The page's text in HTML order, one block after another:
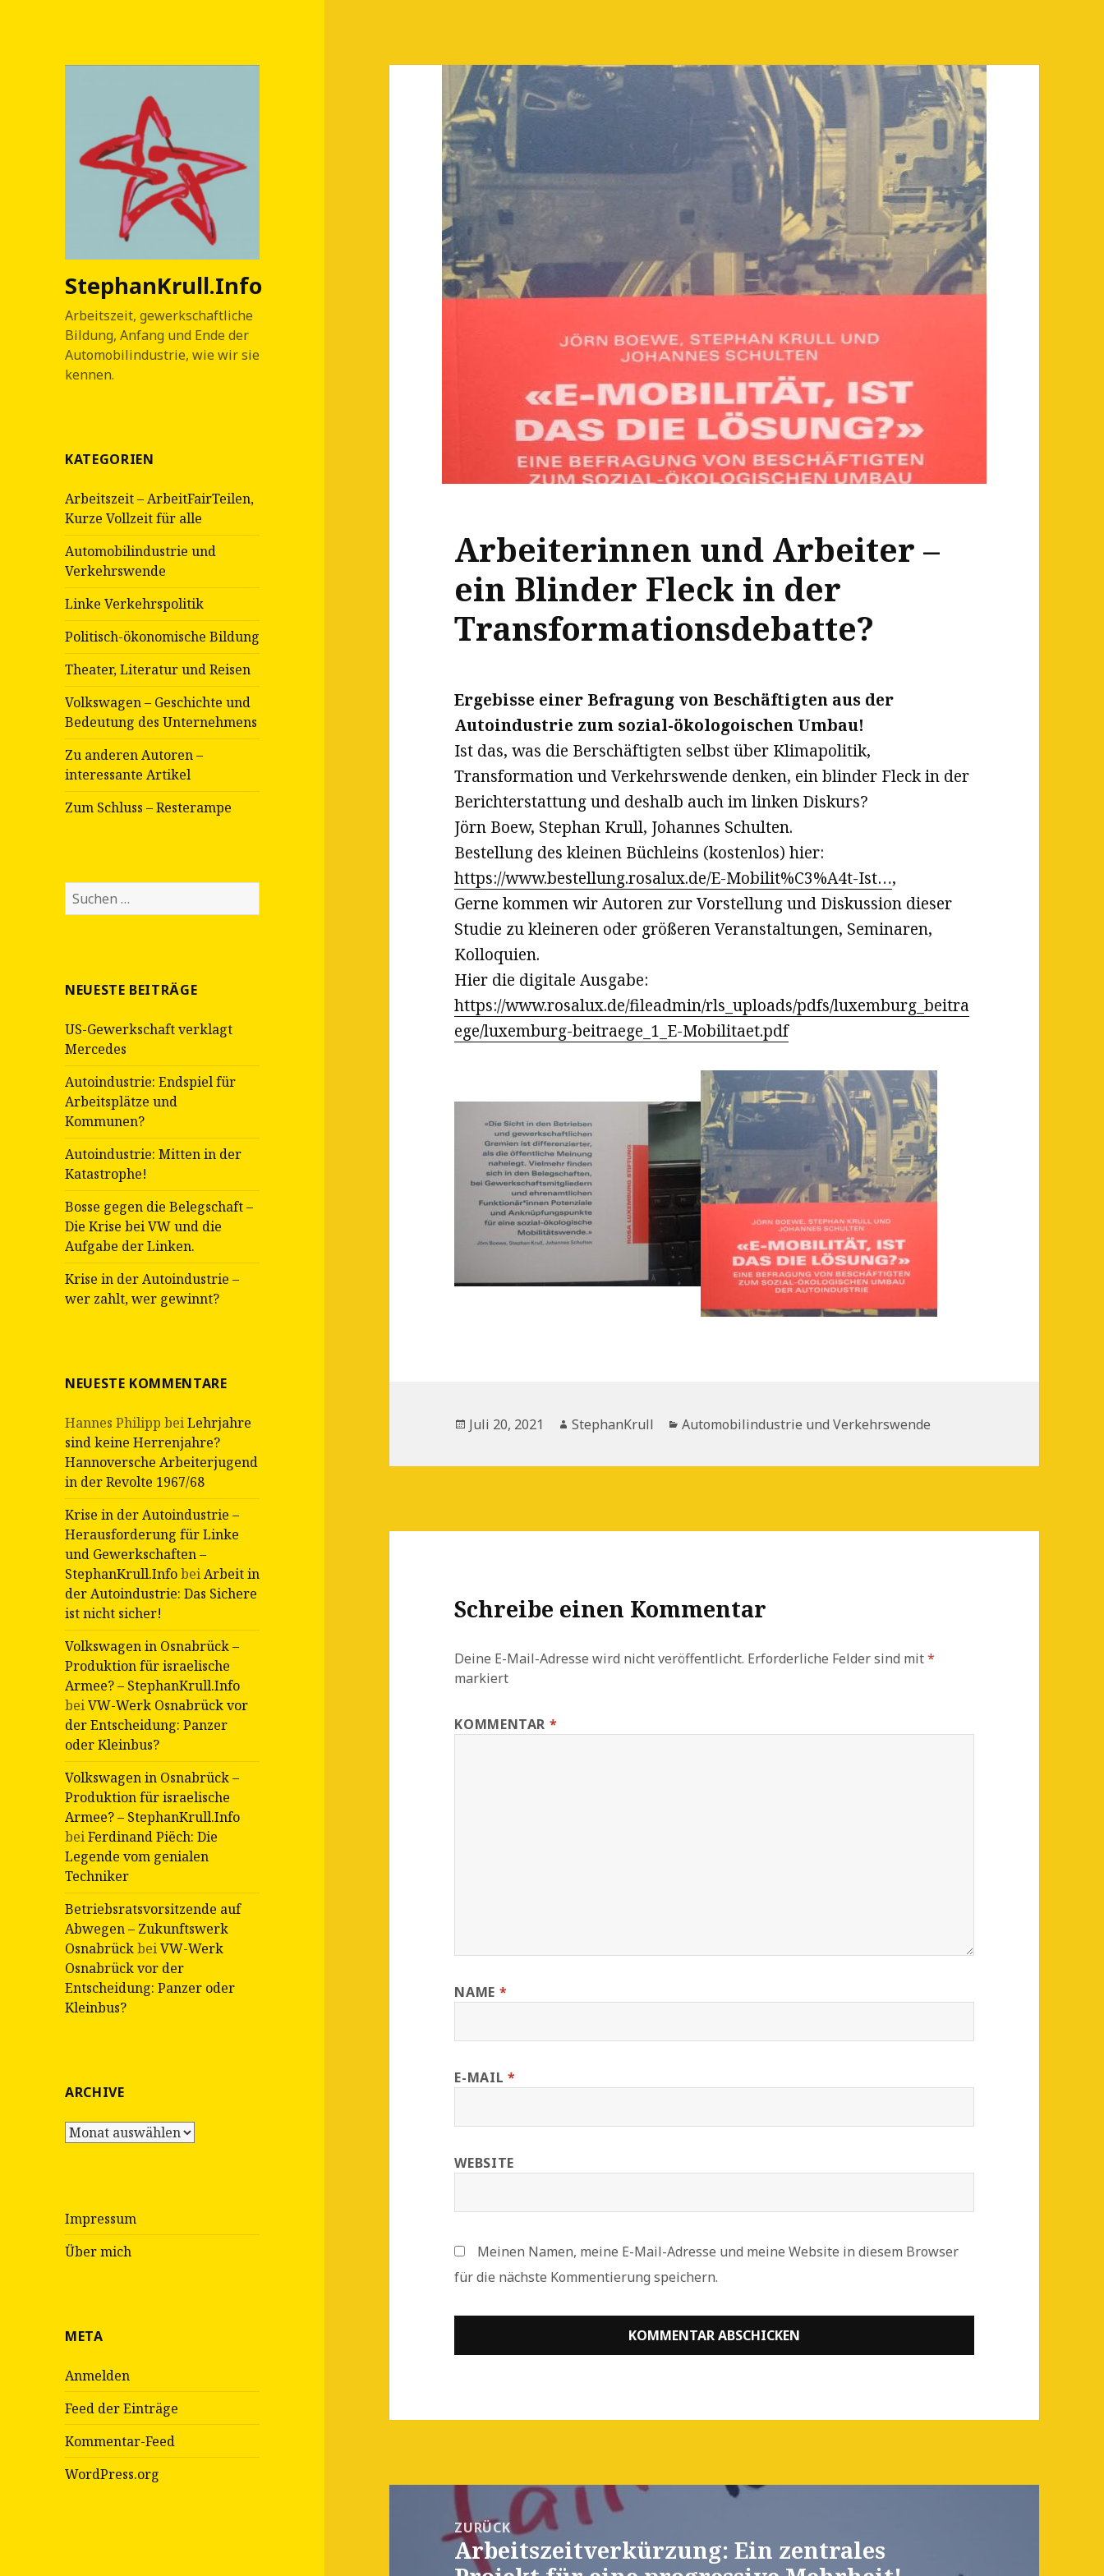
StephanKrull.Info
Arbeitszeit, gewerkschaftliche
Bildung, Anfang und Ende der
Automobilindustrie, wie wir sie
kennen.
KATEGORIEN
Arbeitszeit – ArbeitFairTeilen,
Kurze Vollzeit für alle
Automobilindustrie und
Verkehrswende
Linke Verkehrspolitik
Politisch-ökonomische Bildung
Theater, Literatur und Reisen
Volkswagen – Geschichte und
Bedeutung des Unternehmens
Zu anderen Autoren –
interessante Artikel
Zum Schluss – Resterampe
Suche
nach:
NEUESTE BEITRÄGE
US-Gewerkschaft verklagt
Mercedes
Autoindustrie: Endspiel für
Arbeitsplätze und
Kommunen?
Autoindustrie: Mitten in der
Katastrophe!
Bosse gegen die Belegschaft –
Die Krise bei VW und die
Aufgabe der Linken.
Krise in der Autoindustrie –
wer zahlt, wer gewinnt?
NEUESTE KOMMENTARE
Hannes Philipp beiLehrjahre
sind keine Herrenjahre?
Hannoversche Arbeiterjugend
in der Revolte 1967/68
Krise in der Autoindustrie –
Herausforderung für Linke
und Gewerkschaften –
StephanKrull.InfobeiArbeit in
der Autoindustrie: Das Sichere
ist nicht sicher!
Volkswagen in Osnabrück –
Produktion für israelische
Armee? – StephanKrull.Info
beiVW-Werk Osnabrück vor
der Entscheidung: Panzer
oder Kleinbus?
Volkswagen in Osnabrück –
Produktion für israelische
Armee? – StephanKrull.Info
beiFerdinand Piëch: Die
Legende vom genialen
Techniker
Betriebsratsvorsitzende auf
Abwegen – Zukunftswerk
OsnabrückbeiVW-Werk
Osnabrück vor der
Entscheidung: Panzer oder
Kleinbus?
ARCHIVE
Archive
Impressum
Über mich
META
Anmelden
Feed der Einträge
Kommentar-Feed
WordPress.org
Arbeiterinnen und Arbeiter –
ein Blinder Fleck in der
Transformationsdebatte?
Ergebisse einer Befragung von Beschäftigten aus der
Autoindustrie zum sozial-ökologoischen Umbau!
Ist das, was die Berschäftigten selbst über Klimapolitik,
Transformation und Verkehrswende denken, ein blinder Fleck in der
Berichterstattung und deshalb auch im linken Diskurs?
Jörn Boew, Stephan Krull, Johannes Schulten.
Bestellung des kleinen Büchleins (kostenlos) hier:
https://www.bestellung.rosalux.de/E-Mobilit%C3%A4t-Ist…,
Gerne kommen wir Autoren zur Vorstellung und Diskussion dieser
Studie zu kleineren oder größeren Veranstaltungen, Seminaren,
Kolloquien.
Hier die digitale Ausgabe:
https://www.rosalux.de/fileadmin/rls_uploads/pdfs/luxemburg_beitra
ege/luxemburg-beitraege_1_E-Mobilitaet.pdf
Veröffentlicht
Juli 20, 2021 Autor
StephanKrull Kategorien
Automobilindustrie und Verkehrswende
Schreibe einen Kommentar
Deine E-Mail-Adresse wird nicht veröffentlicht. Erforderliche Felder sind mit*
markiert
KOMMENTAR *
NAME *
E-MAIL *
WEBSITE
Meinen Namen, meine E-Mail-Adresse und meine Website in diesem Browser
für die nächste Kommentierung speichern.
NavigationZURÜCK
Vorheriger
Arbeitszeitverkürzung: Ein zentrales